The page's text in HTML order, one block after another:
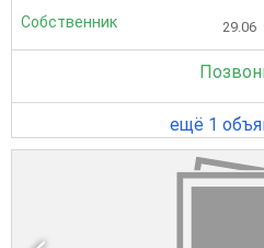
Собственник 29.06
ещё 1